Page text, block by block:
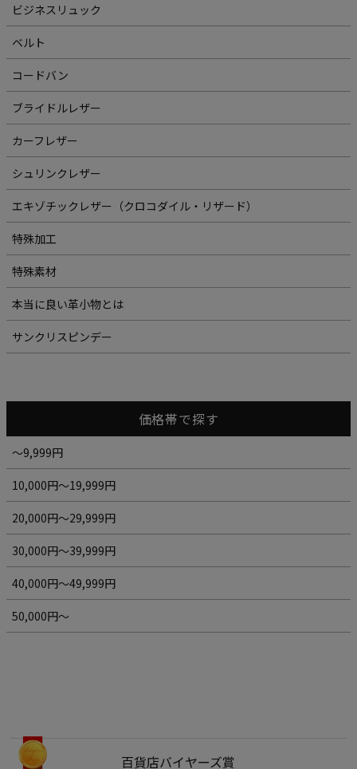
ビジネスリュック
ベルト
コードバン
ブライドルレザー
カーフレザー
シュリンクレザー
エキゾチックレザー（クロコダイル・リザード）
特殊加工
特殊素材
本当に良い革小物とは
サンクリスピンデー
価格帯で探す
～9,999円
10,000円～19,999円
20,000円～29,999円
30,000円～39,999円
40,000円～49,999円
50,000円～
百貨店バイヤーズ賞